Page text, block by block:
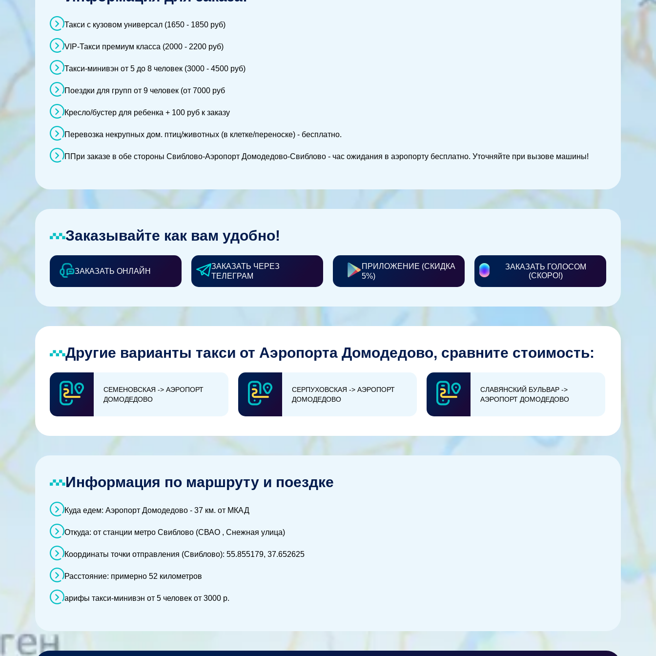
Такси с кузовом универсал (1650 - 1850 руб)
VIP-Такси премиум класса (2000 - 2200 руб)
Такси-минивэн от 5 до 8 человек (3000 - 4500 руб)
Поездки для групп от 9 человек (от 7000 руб
Кресло/бустер для ребенка + 100 руб к заказу
Перевозка некрупных дом. птиц/животных (в клетке/переноске) - бесплатно.
ППри заказе в обе стороны Свиблово-Аэропорт Домодедово-Свиблово - час ожидания в аэропорту бесплатно. Уточняйте при вызове машины!
Заказывайте как вам удобно!
ЗАКАЗАТЬ ОНЛАЙН
ЗАКАЗАТЬ ЧЕРЕЗ
ТЕЛЕГРАМ
ПРИЛОЖЕНИЕ (СКИДКА
5%)
ЗАКАЗАТЬ ГОЛОСОМ
(СКОРО!)
Другие варианты такси от Аэропорта Домодедово, сравните стоимость:
СЕМЕНОВСКАЯ -> АЭРОПОРТ
ДОМОДЕДОВО
СЕРПУХОВСКАЯ -> АЭРОПОРТ
ДОМОДЕДОВО
СЛАВЯНСКИЙ БУЛЬВАР ->
АЭРОПОРТ ДОМОДЕДОВО
Информация по маршруту и поездке
Куда едем: Аэропорт Домодедово - 37 км. от МКАД
Откуда: от станции метро Свиблово (СВАО , Снежная улица)
Координаты точки отправления (Свиблово): 55.855179, 37.652625
Расстояние: примерно 52 километров
арифы такси-минивэн от 5 человек от 3000 р.